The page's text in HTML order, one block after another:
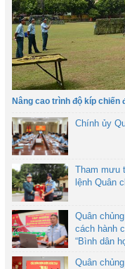
Nâng cao trình độ kíp
Chính ủy
Tham mưu
lệnh Quân
Quân
cách hành
“Bình dân
Quân